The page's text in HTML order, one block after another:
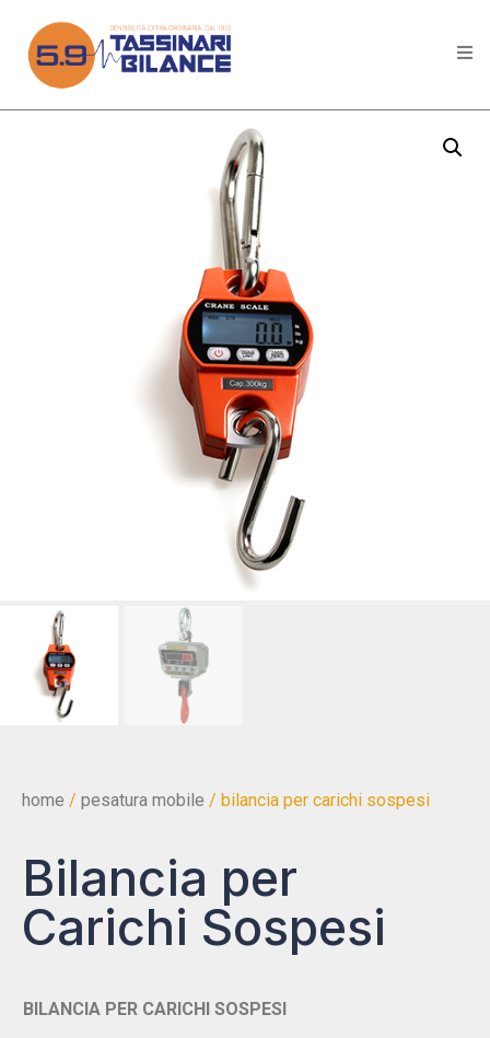
home / pesatura mobile / bilancia per carichi sospesi
Bilancia per
Carichi Sospesi
BILANCIA PER CARICHI SOSPESI